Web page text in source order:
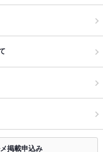
掲載申込み